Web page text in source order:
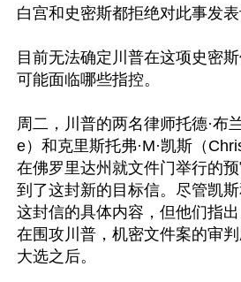
白宫和史密斯都拒绝对此事发表
目前无法确定川普在这项史密
可能面临哪些指控。
周二，川普的两名律师托德·布
e）和克里斯托弗·M·凯斯（
在佛罗里达州就文件门举行的
到了这封新的目标信。尽管凯
这封信的具体内容，但他们指
在围攻川普，机密文件案的审
大选之后。